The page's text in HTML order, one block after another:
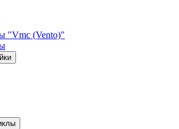
"Vmc (Vento)"